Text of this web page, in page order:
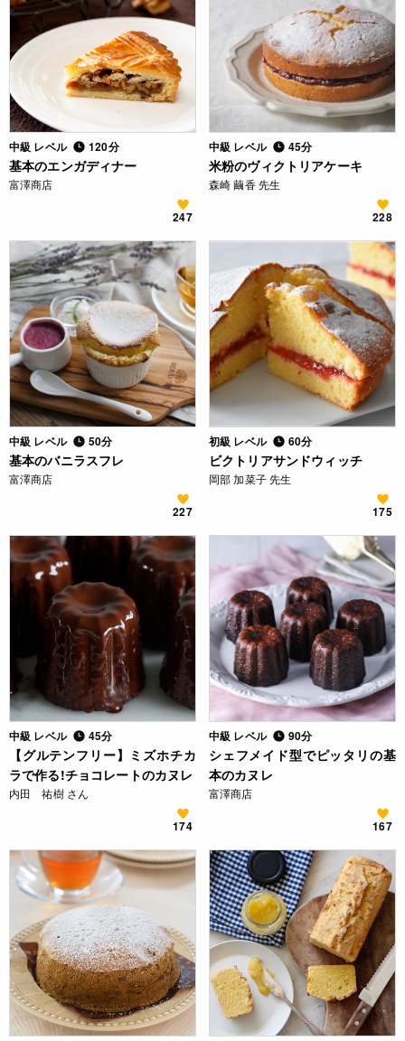
中級 レベル 120分
基本のエンガディナー
富澤商店
247
中級 レベル 45分
米粉のヴィクトリアケーキ
森崎 繭香 先生
228
中級 レベル 50分
基本のバニラスフレ
富澤商店
227
初級 レベル 60分
ビクトリアサンドウィッチ
岡部 加菜子 先生
175
中級 レベル 45分
【グルテンフリー】ミズホチカ
ラで作る!チョコレートのカヌレ
内田 祐樹 さん
174
中級 レベル 90分
シェフメイド型でピッタリの基
本のカヌレ
富澤商店
167